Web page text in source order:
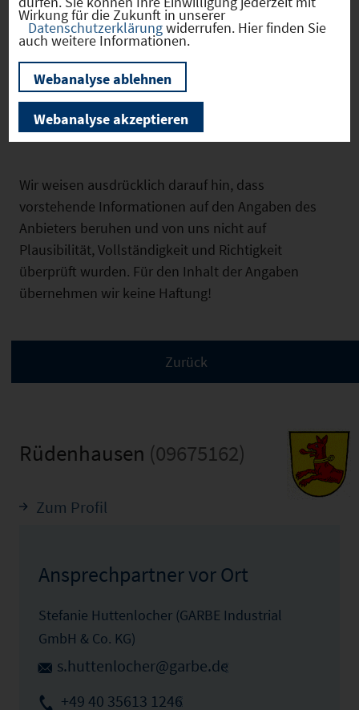
Stellplätze: 5 Stk.
Besonderheit: WGK-Sohle in
sofort
Wir weisen ausdrücklich darauf hin, dass
vorstehende Informationen auf den Angaben des
Anbieters beruhen und von uns nicht auf
Plausibilität, Vollständigkeit und Richtigkeit
überprüft wurden. Für den Inhalt der Angaben
übernehmen wir keine Haftung!
Rüdenhausen (09675162)
Zum Profil
Ansprechpartner vor Ort
Stefanie Huttenlocher (GARBE Industrial
GmbH & Co. KG)
s.huttenlocher@garbe.de
+49 40 35613 1246
Wirkung für die Zukunft in unserer
Datenschutzerklärungwiderrufen. Hier finden Sie
auch weitere Informationen.
Webanalyse ablehnen
Webanalyse akzeptieren